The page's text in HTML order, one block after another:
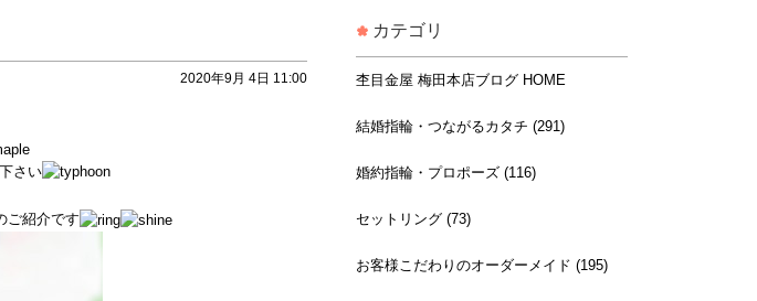
2020年9月 4日 11:00
さい
ご紹介です
カテゴリ
杢目金屋 梅田本店ブログ HOME
結婚指輪・つながるカタチ (291)
婚約指輪・プロポーズ (116)
セットリング (73)
お客様こだわりのオーダーメイド (195)